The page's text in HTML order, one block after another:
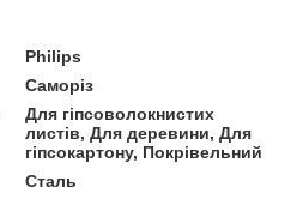
Philips
Саморіз
Для гіпсоволокнистих
листів, Для деревини, Для
гіпсокартону, Покрівельний
Сталь